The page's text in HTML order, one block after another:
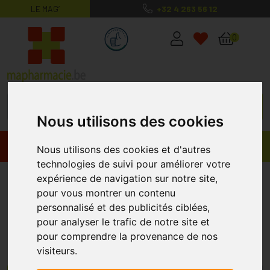
Nous utilisons des cookies
Nous utilisons des cookies et d'autres
technologies de suivi pour améliorer votre
expérience de navigation sur notre site,
pour vous montrer un contenu
personnalisé et des publicités ciblées,
pour analyser le trafic de notre site et
pour comprendre la provenance de nos
visiteurs.
LE MAG’ +32 4 263 56 12
MaPharmacie.be ma santé, mes
0
Promos Produits
Parapharmacie - Cosmétiques
Passer par une parapharmacie en ligne afin
de choisir les produits pour prendre soin de